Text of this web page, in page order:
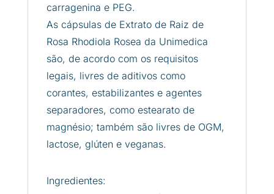
carragenina e PEG.
As cápsulas de Extrato de Raiz de
Rosa Rhodiola Rosea da Unimedica
são, de acordo com os requisitos
legais, livres de aditivos como
corantes, estabilizantes e agentes
separadores, como estearato de
magnésio; também são livres de OGM,
lactose, glúten e veganas.
Ingredientes: